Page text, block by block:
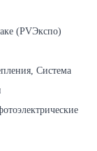
(PVЭкспо)
, Система